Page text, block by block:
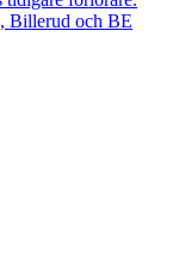
Billerud och BE